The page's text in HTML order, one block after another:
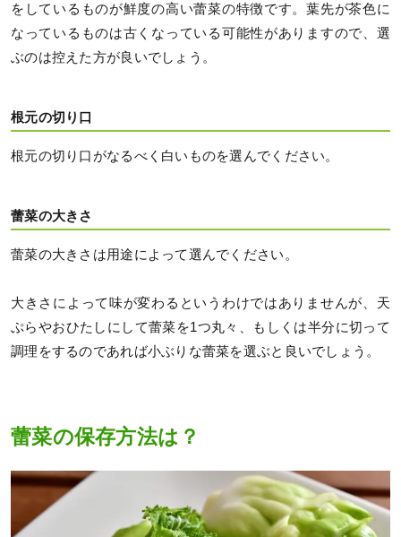
をしているものが鮮度の高い蕾菜の特徴です。葉先が茶色に
なっているものは古くなっている可能性がありますので、選
ぶのは控えた方が良いでしょう。
根元の切り口
根元の切り口がなるべく白いものを選んでください。
蕾菜の大きさ
蕾菜の大きさは用途によって選んでください。
大きさによって味が変わるというわけではありませんが、天
ぷらやおひたしにして蕾菜を1つ丸々、もしくは半分に切って
調理をするのであれば小ぶりな蕾菜を選ぶと良いでしょう。
蕾菜の保存方法は？